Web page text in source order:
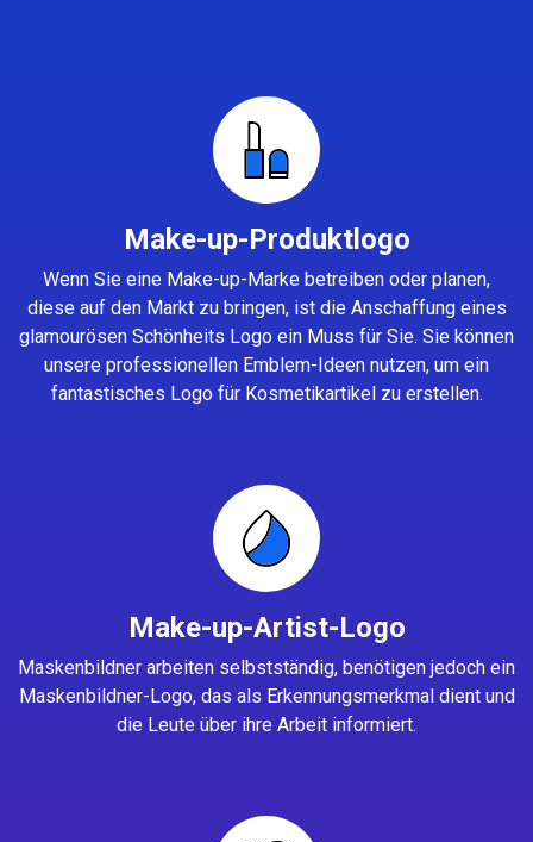
Make-up-Produktlogo
Wenn Sie eine Make-up-Marke betreiben oder planen,
diese auf den Markt zu bringen, ist die Anschaffung eines
glamourösen Schönheits Logo ein Muss für Sie. Sie können
unsere professionellen Emblem-Ideen nutzen, um ein
fantastisches Logo für Kosmetikartikel zu erstellen.
Make-up-Artist-Logo
Maskenbildner arbeiten selbstständig, benötigen jedoch ein
Maskenbildner-Logo, das als Erkennungsmerkmal dient und
die Leute über ihre Arbeit informiert.